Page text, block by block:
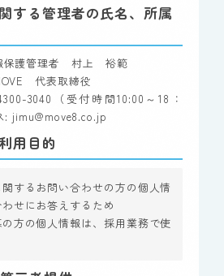
する管理者の氏名、所属
保護管理者 村上 裕範
代表取締役
3040（受付時間10:00～18：
: jimu@move8.co.jp
用目的
するお問い合わせの方の個人情
せにお答えするため
方の個人情報は、採用業務で使